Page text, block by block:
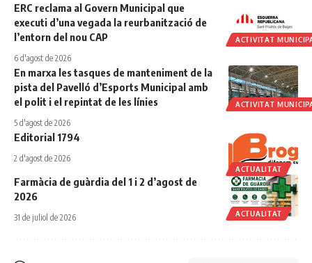
ACTIVITAT
ERC reclama al Govern Municipal que
executi d’una vegada la reurbanització de
l’entorn del nou CAP
6 d'agost de 2026
ACTIVITAT
En marxa les tasques de manteniment de la
pista del Pavelló d’Esports Municipal amb
el polit i el repintat de les línies
5 d'agost de 2026
ACTUALITAT
Editorial 1794
2 d'agost de 2026
ACTUALITAT
Farmàcia de guàrdia del 1 i 2 d’agost de
2026
31 de juliol de 2026